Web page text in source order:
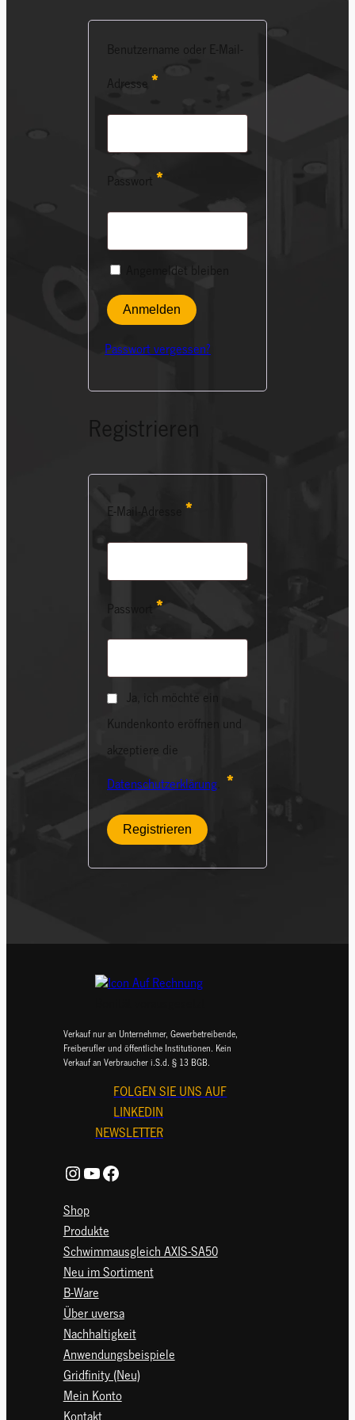
Benutzername oder E-Mail-
Adresse *Erforderlich
Passwort *Erforderlich
Angemeldet bleiben
Anmelden
Passwort vergessen?
Registrieren
E-Mail-Adresse *Erforderlich
Passwort *Erforderlich
Ja, ich möchte ein
Kundenkonto eröffnen und
akzeptiere die
Datenschutzerklärung *Erforderlich
Registrieren
Verkauf nur an Unternehmer, Gewerbetreibende,
Freiberufler und öffentliche Institutionen. Kein
Verkauf an Verbraucher i.S.d. § 13 BGB.
FOLGEN SIE UNS AUF
LINKEDIN
NEWSLETTER
Instagram
YouTube
Facebook
Shop
Produkte
Schwimmausgleich AXIS-SA50
Neu im Sortiment
B-Ware
Über uversa
Nachhaltigkeit
Anwendungsbeispiele
Gridfinity (Neu)
Mein Konto